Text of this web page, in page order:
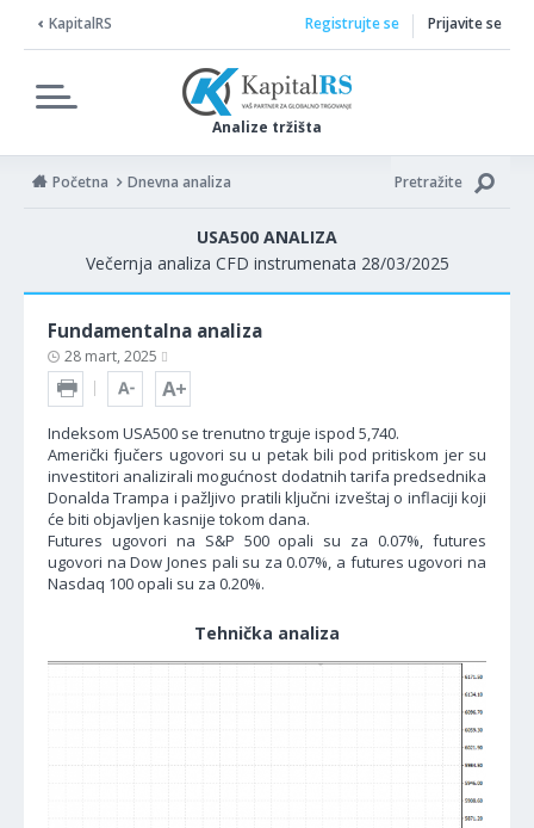
KapitalRS
Analize tržišta
Registrujte se Prijavite se
Početna Dnevna analiza Pretražite
USA500 ANALIZA
Večernja analiza CFD instrumenata 28/03/2025
Fundamentalna analiza
28 mart, 2025
Indeksom USA500 se trenutno trguje ispod 5,740.
Američki fjučers ugovori su u petak bili pod pritiskom jer su
investitori analizirali mogućnost dodatnih tarifa predsednika
Donalda Trampa i pažljivo pratili ključni izveštaj o inflaciji koji
će biti objavljen kasnije tokom dana.
Futures ugovori na S&P 500 opali su za 0.07%, futures
ugovori na Dow Jones pali su za 0.07%, a futures ugovori na
Nasdaq 100 opali su za 0.20%.
Tehnička analiza